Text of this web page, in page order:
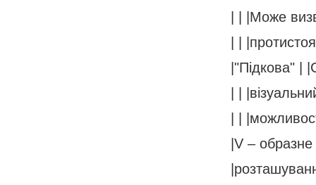
| | |Може
| |
|"Підкова" |
| |
| |
|V –